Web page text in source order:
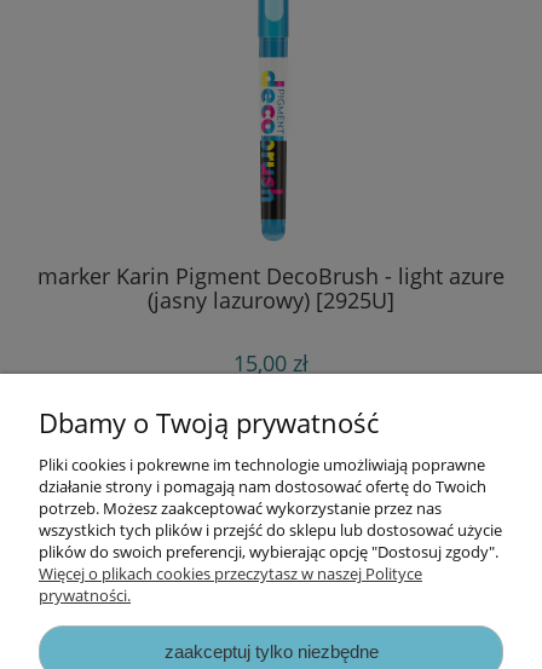
marker Karin Pigment DecoBrush - light azure
(jasny lazurowy) [2925U]
15,00 zł
do koszyka
Informacje
Opłaty i koszty dostawy
Dbamy o Twoją prywatność
Pliki cookies i pokrewne im technologie umożliwiają poprawne
działanie strony i pomagają nam dostosować ofertę do Twoich
potrzeb. Możesz zaakceptować wykorzystanie przez nas
wszystkich tych plików i przejść do sklepu lub dostosować użycie
plików do swoich preferencji, wybierając opcję "Dostosuj zgody".
Więcej o plikach cookies przeczytasz w naszej Polityce
prywatności.
zaakceptuj tylko niezbędne